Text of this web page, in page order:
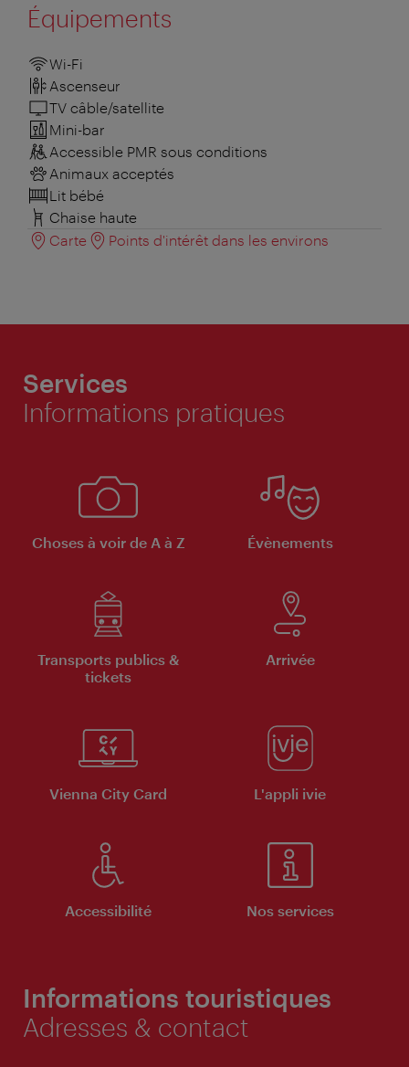
Équipements
Wi-Fi
Ascenseur
TV câble/satellite
Mini-bar
Accessible PMR sous conditions
Animaux acceptés
Lit bébé
Chaise haute
Carte
Points d'intérêt dans les environs
Services
Informations pratiques
Choses à voir de A à Z Évènements
Transports publics &
tickets
Arrivée
Vienna City Card L'appli ivie
Accessibilité Nos services
Informations touristiques
Adresses & contact